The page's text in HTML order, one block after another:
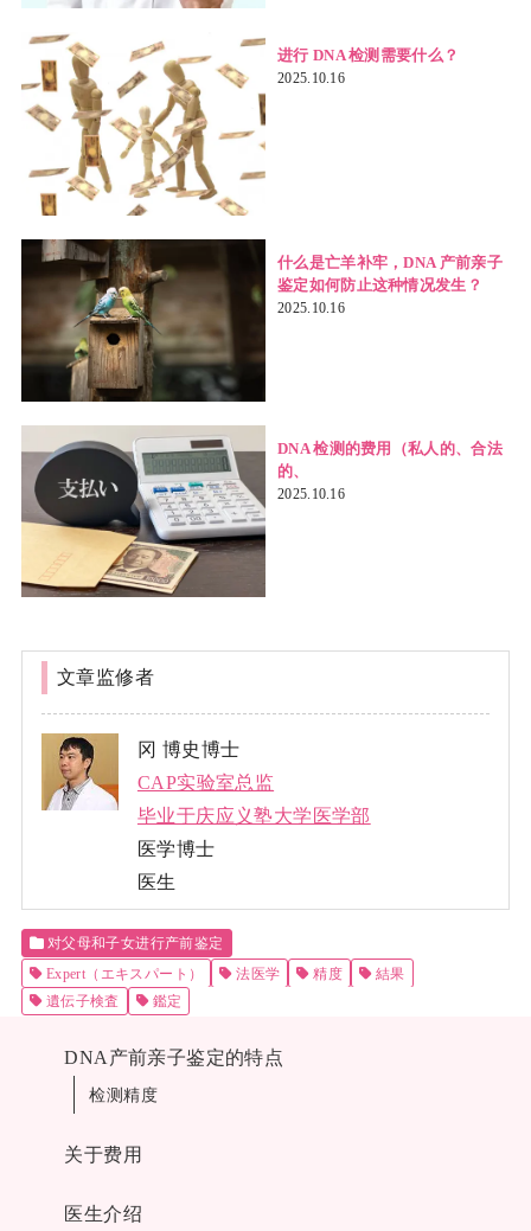
进行 DNA 检测需要什么？
2025.10.16
什么是亡羊补牢，DNA 产前亲子
鉴定如何防止这种情况发生？
2025.10.16
DNA 检测的费用（私人的、合法
的、
2025.10.16
文章监修者
冈 博史博士
CAP实验室总监
毕业于庆应义塾大学医学部
医学博士
医生
对父母和子女进行产前鉴定
Expert（エキスパート）
法医学 精度
結果
遺伝子検査
鑑定
DNA产前亲子鉴定的特点
检测精度
关于费用
医生介绍